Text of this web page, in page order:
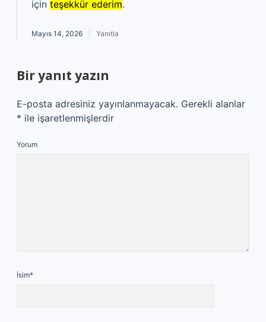
için teşekkür ederim.
Mayıs 14, 2026 Yanıtla
Bir yanıt yazın
E-posta adresiniz yayınlanmayacak. Gerekli alanlar
* ile işaretlenmişlerdir
Yorum
İsim*